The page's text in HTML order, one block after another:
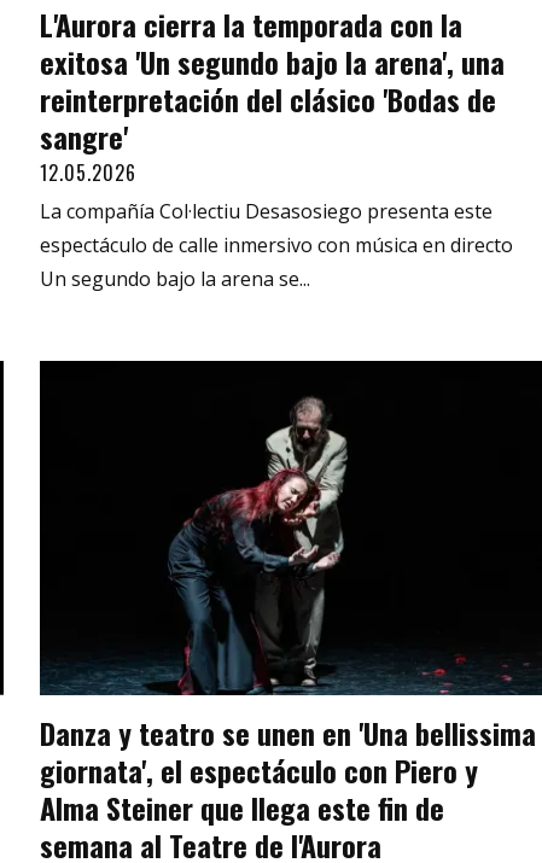
L'Aurora cierra la temporada con la
exitosa 'Un segundo bajo la arena', una
reinterpretación del clásico 'Bodas de
sangre'
12.05.2026
La compañía Col·lectiu Desasosiego presenta este
espectáculo de calle inmersivo con música en directo
Un segundo bajo la arena se...
Danza y teatro se unen en 'Una bellissima
giornata', el espectáculo con Piero y
Alma Steiner que llega este fin de
semana al Teatre de l'Aurora